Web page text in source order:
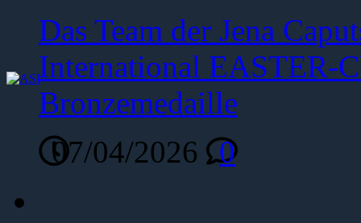
Das Team der Jena
International EASTER-
Bronzemedaille
07/04/2026
0